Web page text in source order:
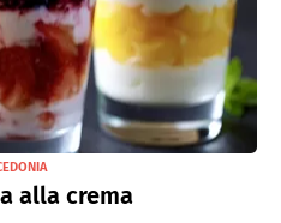
alla crema